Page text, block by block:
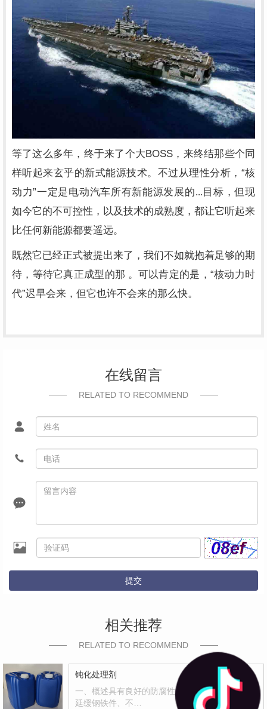
等了这么多年，终于来了个大BOSS ，来终结那些个同
样听起来玄乎的新式能源技术。不过从理性分析， “核
动力”一定是电动汽车所有新能源发展的...目标，但现
如今它的不可控性，以及技术的成熟度，都让它听起来
比任何新能源都要遥远。
既然它已经正式被提出来了，我们不如就抱着足够的期
待，等待它真正成型的那 。可以肯定的是， “核动力时
代”迟早会来，但它也许不会来的那么快。
在线留言
RELATED TO RECOMMEND
提交
相关推荐
RELATED TO RECOMMEND
钝化处理剂
一、概述具有良好的防腐性和封闭能力，有效地
延缓钢铁件、不…